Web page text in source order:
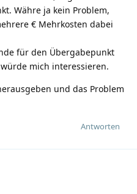
Währe ja kein Problem,
€ Mehrkosten dabei
für den Übergabepunkt
mich interessieren.
und das Problem
Antworten